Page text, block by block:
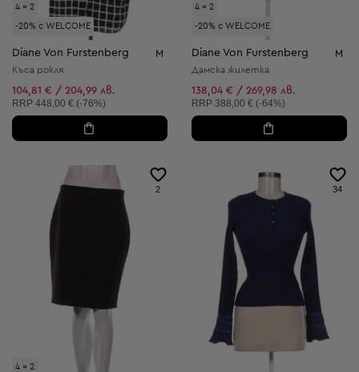
4 = 2
-20% с WELCOME
Diane Von Furstenberg M
Къса рокля
104,81 € / 204,99 лв.
Препоръчителна цена:
RRP 448,00 € (-76%)
4 = 2
-20% с WELCOME
Diane Von Furstenberg M
Дамска жилетка
138,04 € / 269,98 лв.
Препоръчителна цена:
RRP 388,00 € (-64%)
4 = 2
2 34